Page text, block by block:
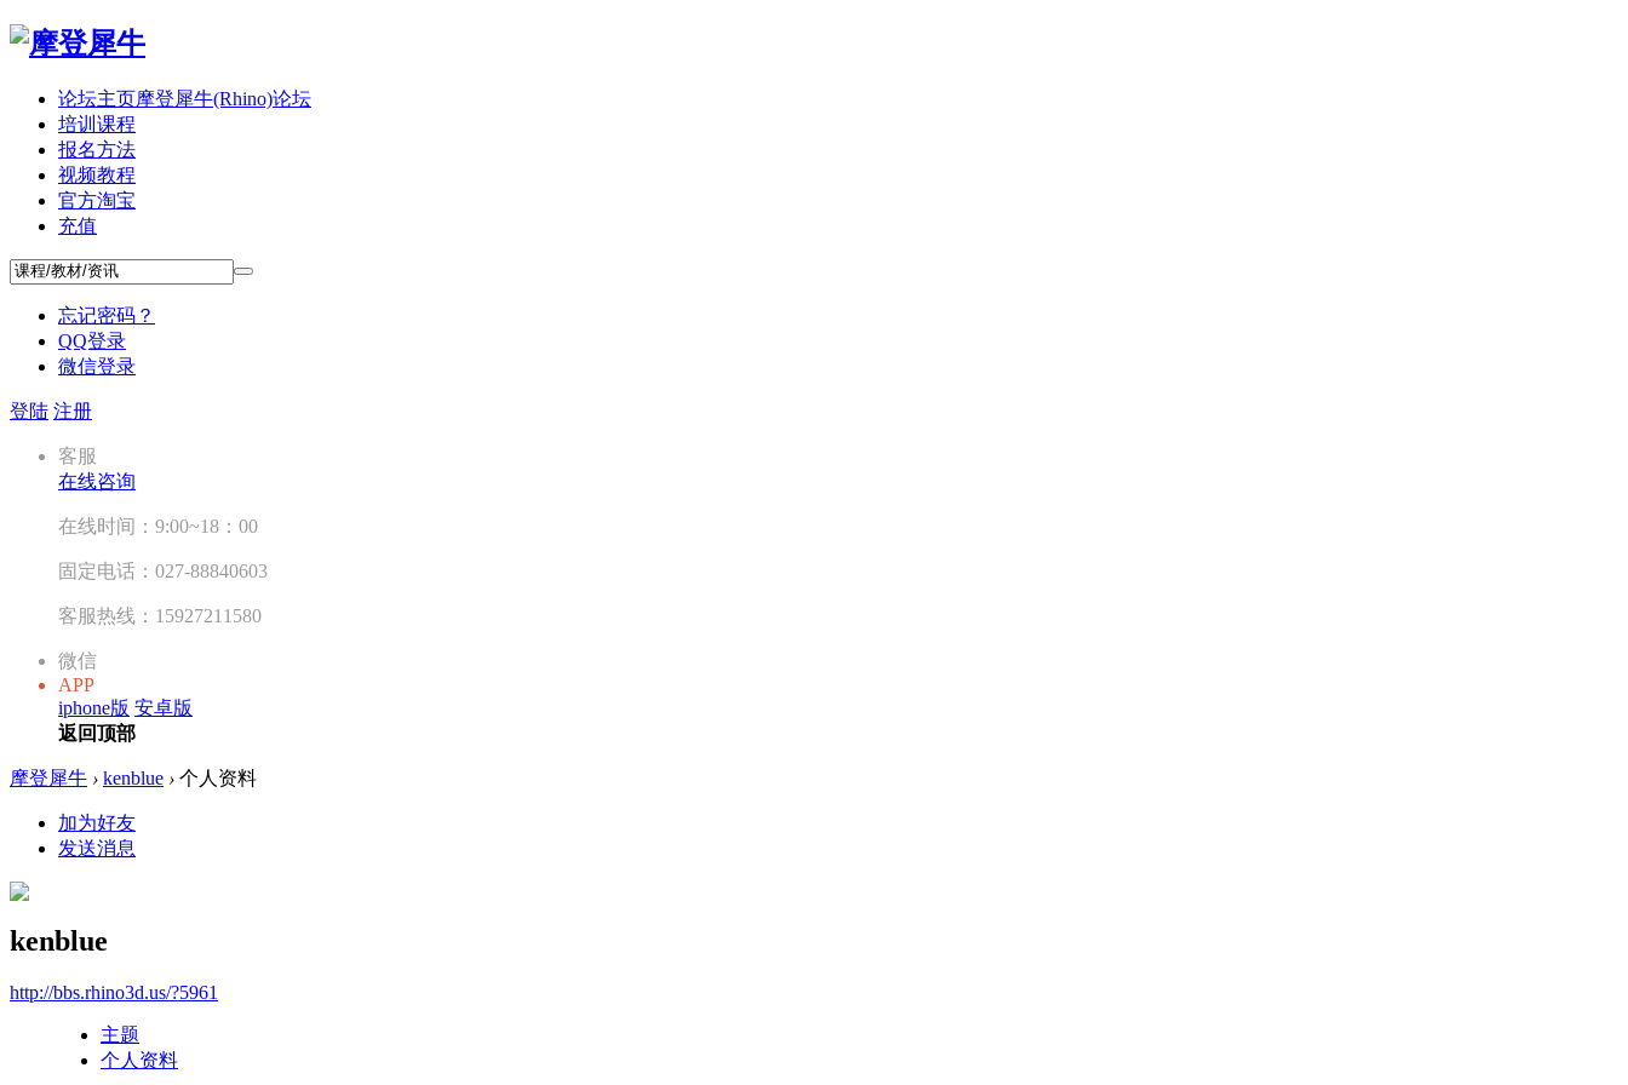
论坛主页摩登犀牛(Rhino)论坛
培训课程
报名方法
视频教程
官方淘宝
充值
忘记密码？
QQ登录
微信登录
登陆 注册
客服
在线咨询
在线时间：9:00~18：00
固定电话：027-88840603
客服热线：15927211580
微信
APP
iphone版 安卓版
返回顶部
摩登犀牛 › kenblue › 个人资料
加为好友
发送消息
kenblue
http://bbs.rhino3d.us/?5961
主题
个人资料